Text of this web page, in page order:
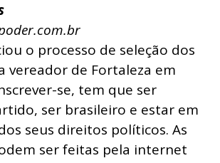
o processo de seleção dos
vereador de Fortaleza em
se, tem que ser
ser brasileiro e estar em
seus direitos políticos. As
ser feitas pela internet